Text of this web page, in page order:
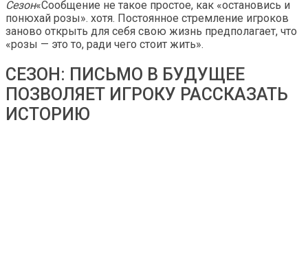
Сезон«Сообщение не такое простое, как «остановись и
понюхай розы». хотя. Постоянное стремление игроков
заново открыть для себя свою жизнь предполагает, что
«розы — это то, ради чего стоит жить».
СЕЗОН: ПИСЬМО В БУДУЩЕЕ
ПОЗВОЛЯЕТ ИГРОКУ РАССКАЗАТЬ
ИСТОРИЮ